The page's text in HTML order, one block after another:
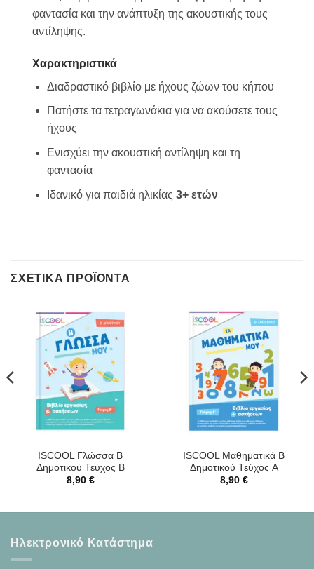
φαντασία και την ανάπτυξη της ακουστικής τους
αντίληψης.
Χαρακτηριστικά
Διαδραστικό βιβλίο με ήχους ζώων του κήπου
Πατήστε τα τετραγωνάκια για να ακούσετε τους
ήχους
Ενισχύει την ακουστική αντίληψη και τη
φαντασία
Ιδανικό για παιδιά ηλικίας 3+ ετών
ΣΧΕΤΙΚΆ ΠΡΟΪΌΝΤΑ
ISCOOL Γλώσσα B
Δημοτικού Τεύχος Β
8,90 €
ISCOOL Μαθηματικά B
Δημοτικού Τεύχος A
8,90 €
Ηλεκτρονικό Κατάστημα